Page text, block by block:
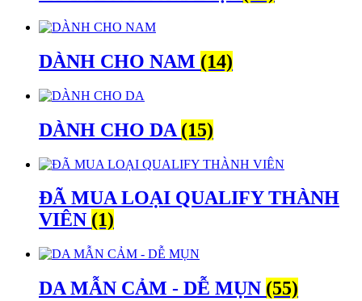
DÀNH CHO NAM (14)
DÀNH CHO DA (15)
ĐÃ MUA LOẠI QUALIFY THÀNH
VIÊN (1)
DA MẪN CẢM - DỄ MỤN (55)